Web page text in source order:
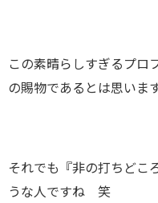
この素晴らしすぎるプロ
の賜物であるとは思います
それでも『非の打ちどこ
うな人ですね 笑